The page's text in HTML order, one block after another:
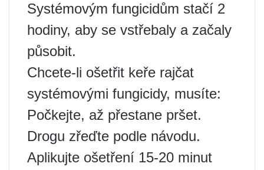
Systémovým fungicidům stačí 2
hodiny, aby se vstřebaly a začaly
působit.
Chcete-li ošetřit keře rajčat
systémovými fungicidy, musíte:
Počkejte, až přestane pršet.
Drogu zřeďte podle návodu.
Aplikujte ošetření 15-20 minut